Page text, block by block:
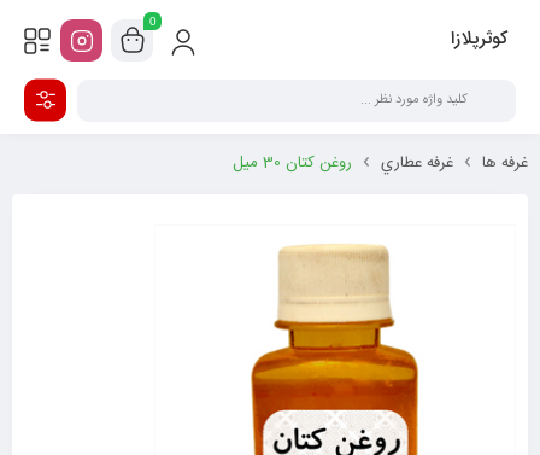
کوثرپلازا
0
غرفه ها غرفه عطاري روغن کتان 30 میل